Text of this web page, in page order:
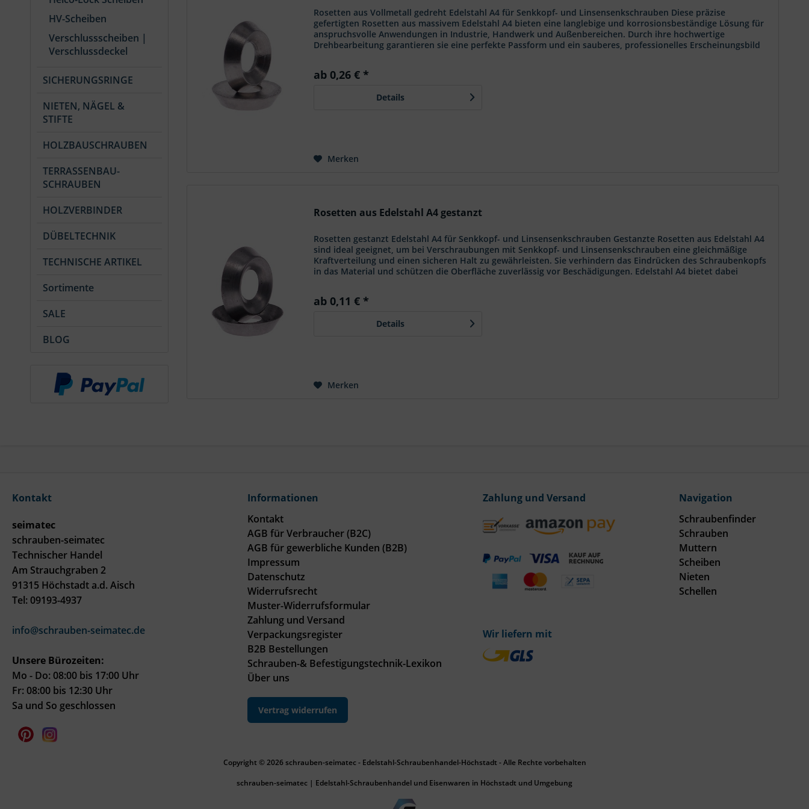
HV-Scheiben
Verschlussscheiben |
Verschlussdeckel
SICHERUNGSRINGE
NIETEN, NÄGEL &
STIFTE
HOLZBAUSCHRAUBEN
TERRASSENBAU-
SCHRAUBEN
HOLZVERBINDER
DÜBELTECHNIK
TECHNISCHE ARTIKEL
Sortimente
SALE
BLOG
Rosetten aus Vollmetall gedreht Edelstahl A4 für Senkkopf- und Linsensenkschrauben Diese präzise
gefertigten Rosetten aus massivem Edelstahl A4 bieten eine langlebige und korrosionsbeständige Lösung für
anspruchsvolle Anwendungen in Industrie, Handwerk und Außenbereichen. Durch ihre hochwertige
Drehbearbeitung garantieren sie eine perfekte Passform und ein sauberes, professionelles Erscheinungsbild
ab 0,26 € *
Details
Merken
Rosetten aus Edelstahl A4 gestanzt
Rosetten gestanzt Edelstahl A4 für Senkkopf- und Linsensenkschrauben Gestanzte Rosetten aus Edelstahl A4
sind ideal geeignet, um bei Verschraubungen mit Senkkopf- und Linsensenkschrauben eine gleichmäßige
Kraftverteilung und einen sicheren Halt zu gewährleisten. Sie verhindern das Eindrücken des Schraubenkopfs
in das Material und schützen die Oberfläche zuverlässig vor Beschädigungen. Edelstahl A4 bietet dabei
ab 0,11 € *
Details
Merken
Kontakt
seimatec
schrauben-seimatec
Technischer Handel
Am Strauchgraben 2
91315 Höchstadt a.d. Aisch
Tel: 09193-4937
info@schrauben-seimatec.de
Unsere Bürozeiten:
Mo - Do: 08:00 bis 17:00 Uhr
Fr: 08:00 bis 12:30 Uhr
Sa und So geschlossen
Informationen
Kontakt
AGB für Verbraucher (B2C)
AGB für gewerbliche Kunden (B2B)
Impressum
Datenschutz
Widerrufsrecht
Muster-Widerrufsformular
Zahlung und Versand
Verpackungsregister
B2B Bestellungen
Schrauben-& Befestigungstechnik-Lexikon
Über uns
Vertrag widerrufen
Zahlung und Versand
Wir liefern mit
Navigation
Schraubenfinder
Schrauben
Muttern
Scheiben
Nieten
Schellen
Copyright © 2026 schrauben-seimatec - Edelstahl-Schraubenhandel-Höchstadt - Alle Rechte vorbehalten
schrauben-seimatec | Edelstahl-Schraubenhandel und Eisenwaren in Höchstadt und Umgebung